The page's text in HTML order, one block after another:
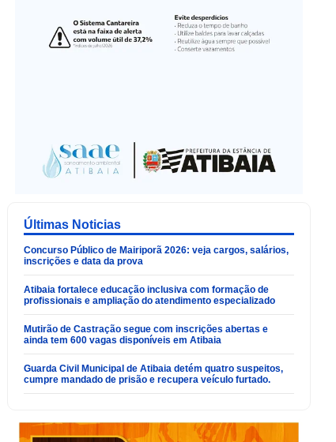
Últimas Noticias
Concurso Público de Mairiporã 2026: veja cargos, salários,
inscrições e data da prova
Atibaia fortalece educação inclusiva com formação de
profissionais e ampliação do atendimento especializado
Mutirão de Castração segue com inscrições abertas e
ainda tem 600 vagas disponíveis em Atibaia
Guarda Civil Municipal de Atibaia detém quatro suspeitos,
cumpre mandado de prisão e recupera veículo furtado.